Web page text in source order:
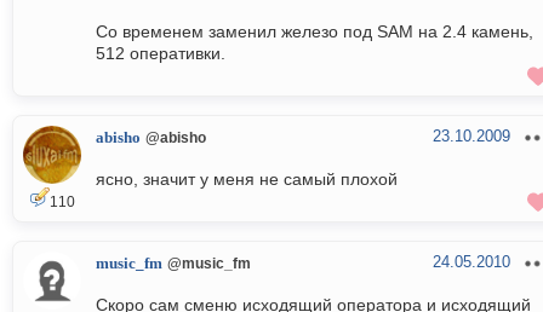
Со временем заменил железо под SAM на 2.4 камень,
512 оперативки.
110
abisho @abisho 23.10.2009
ясно, значит у меня не самый плохой
music_fm @music_fm 24.05.2010
Скоро сам сменю исходящий оператора и исходящий